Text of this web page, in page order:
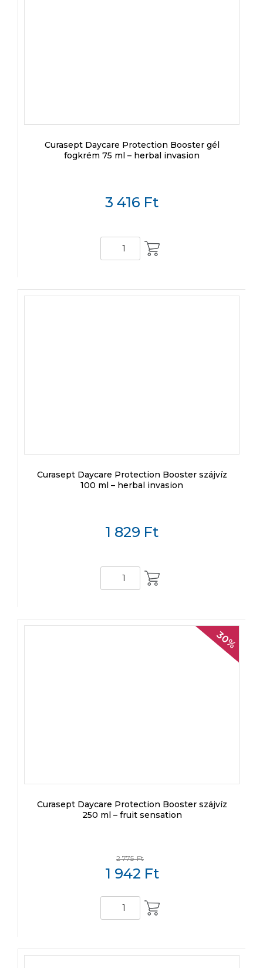
Curasept Daycare Protection Booster gél
fogkrém 75 ml – herbal invasion
3 416 Ft
Curasept Daycare Protection Booster szájvíz
100 ml – herbal invasion
1 829 Ft
30%
Curasept Daycare Protection Booster szájvíz
250 ml – fruit sensation
2 775 Ft
1 942 Ft